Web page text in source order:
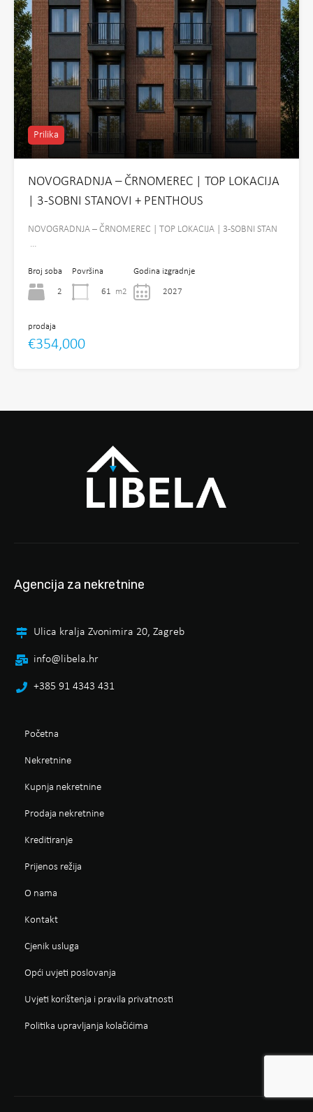
Prilika
NOVOGRADNJA – ČRNOMEREC | TOP LOKACIJA
| 3-SOBNI STANOVI + PENTHOUS
NOVOGRADNJA – ČRNOMEREC | TOP LOKACIJA | 3-SOBNI STAN
…
Broj soba
2
Površina
61 m2
Godina izgradnje
2027
prodaja
€354,000
Agencija za nekretnine
Ulica kralja Zvonimira 20, Zagreb
info@libela.hr
+385 91 4343 431
Početna
Nekretnine
Kupnja nekretnine
Prodaja nekretnine
Kreditiranje
Prijenos režija
O nama
Kontakt
Cjenik usluga
Opći uvjeti poslovanja
Uvjeti korištenja i pravila privatnosti
Politika upravljanja kolačićima